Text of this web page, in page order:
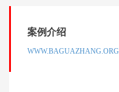
案例介绍
WWW.BAGUAZHANG.ORG